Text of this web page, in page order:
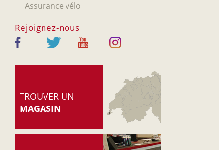
Assurance vélo
Rejoignez-nous
TROUVER UN
MAGASIN